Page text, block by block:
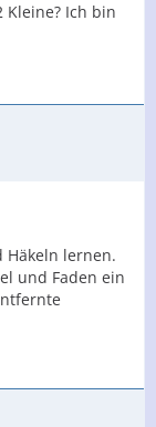
Kleine? Ich bin
Häkeln lernen.
und Faden ein